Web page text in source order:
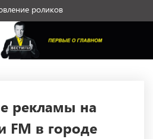
роликов
рекламы на
FM в городе